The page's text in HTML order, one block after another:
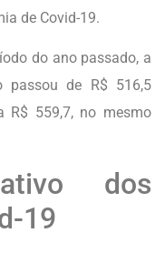
de Covid-19.
do ano passado, a
passou de R$ 516,5
R$ 559,7, no mesmo
dos
19